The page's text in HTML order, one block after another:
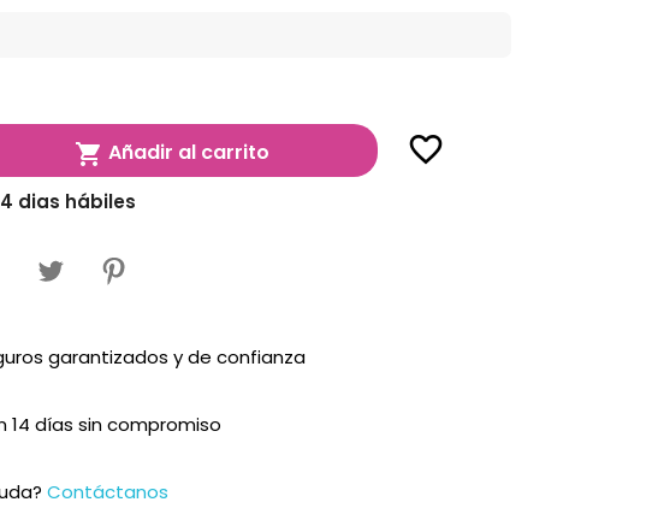
 Añadir al carrito favorite_border
dias hábiles
garantizados y de confianza
14 días sin compromiso
Contáctanos